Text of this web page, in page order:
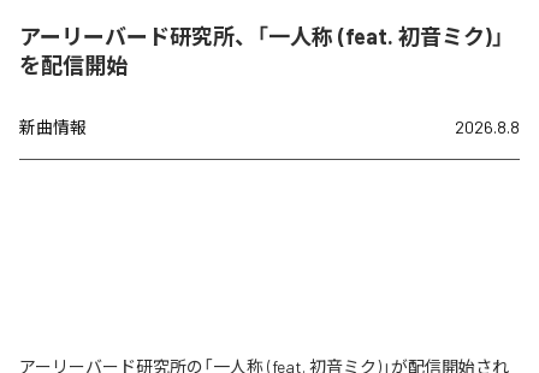
アーリーバード研究所、「一人称 (feat. 初音ミク)」
を配信開始
新曲情報 2026.8.8
アーリーバード研究所の「一人称 (feat. 初音ミク)」が配信開始され